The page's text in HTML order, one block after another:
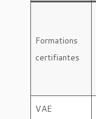
Formations
certifiantes
VAE